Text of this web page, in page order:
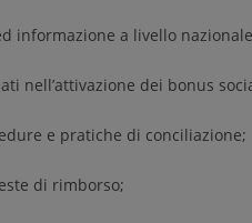
informazione a livello
nell’attivazione dei bonus
e pratiche di conciliazione;
di rimborso;